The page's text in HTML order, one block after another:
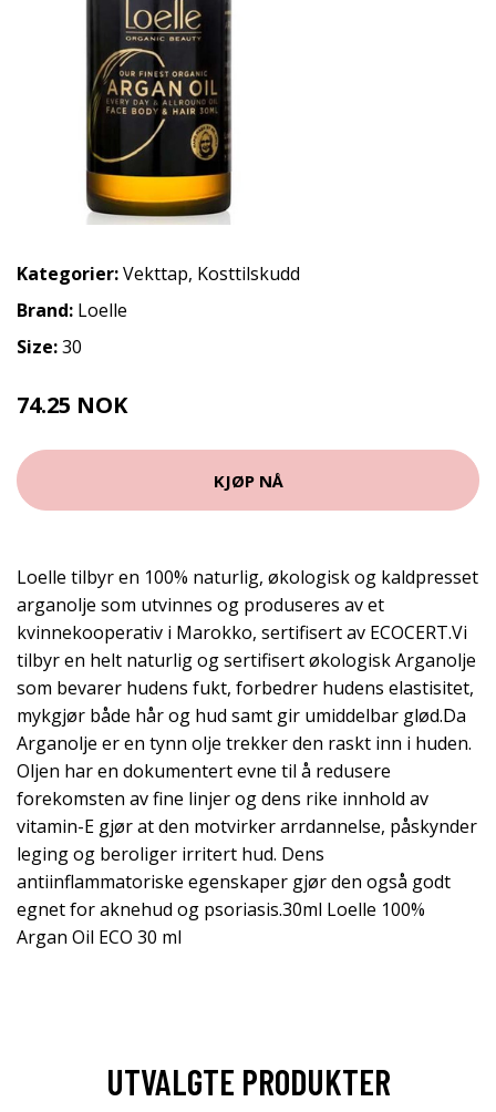
Kategorier:Vekttap, Kosttilskudd
Brand: Loelle
Size:30
74.25 NOK
KJØP NÅ
Loelle tilbyr en 100% naturlig, økologisk og kaldpresset
arganolje som utvinnes og produseres av et
kvinnekooperativ i Marokko, sertifisert av ECOCERT.Vi
tilbyr en helt naturlig og sertifisert økologisk Arganolje
som bevarer hudens fukt, forbedrer hudens elastisitet,
mykgjør både hår og hud samt gir umiddelbar glød.Da
Arganolje er en tynn olje trekker den raskt inn i huden.
Oljen har en dokumentert evne til å redusere
forekomsten av fine linjer og dens rike innhold av
vitamin-E gjør at den motvirker arrdannelse, påskynder
leging og beroliger irritert hud. Dens
antiinflammatoriske egenskaper gjør den også godt
egnet for aknehud og psoriasis.30ml Loelle 100%
Argan Oil ECO 30 ml
UTVALGTE PRODUKTER